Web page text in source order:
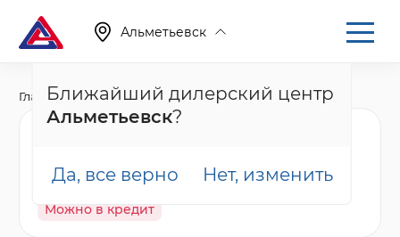
Альметьевск
Ближайший дилерский центр
Альметьевск?
Да, все верно Нет, изменить
Главная Каталог Новые автомобили T4
В наличии Спецпредложение
Гарантия
Можно в кредит